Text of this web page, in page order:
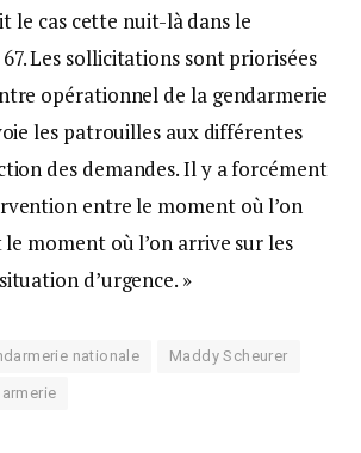
le cas cette nuit-là dans le
Les sollicitations sont priorisées
opérationnel de la gendarmerie
les patrouilles aux différentes
des demandes. Il y a forcément
entre le moment où l’on
moment où l’on arrive sur les
d’urgence. »
nationale Maddy Scheurer